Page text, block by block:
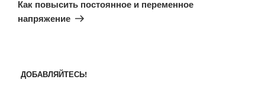
Как повысить постоянное и переменное
напряжение
ДОБАВЛЯЙТЕСЬ!